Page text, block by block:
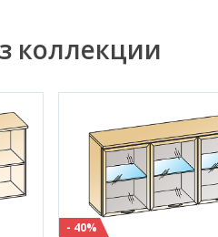
коллекции
- 40%